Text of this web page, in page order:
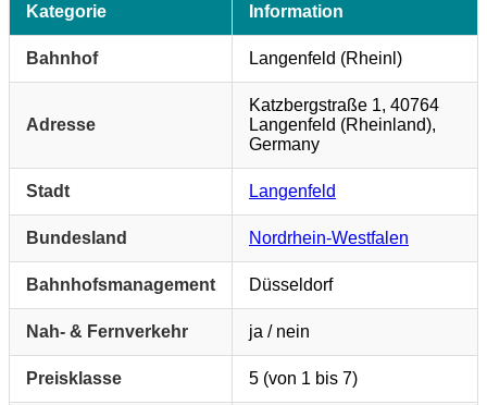
Kategorie Information
Bahnhof Langenfeld (Rheinl)
Adresse
Katzbergstraße 1, 40764
Langenfeld (Rheinland),
Germany
Stadt Langenfeld
Bundesland Nordrhein-Westfalen
Bahnhofsmanagement Düsseldorf
Nah- & Fernverkehr ja / nein
Preisklasse 5 (von 1 bis 7)